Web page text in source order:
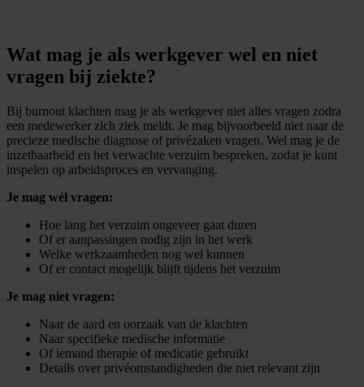
Wat mag je als werkgever wel en niet
vragen bij ziekte?
Bij burnout klachten mag je als werkgever niet alles vragen zodra
een medewerker zich ziek meldt. Je mag bijvoorbeeld niet naar de
precieze medische diagnose of privézaken vragen. Wel mag je de
inzetbaarheid en het verwachte verzuim bespreken, zodat je kunt
inspelen op arbeidsproces en vervanging.
Je mag wél vragen:
Hoe lang het verzuim ongeveer gaat duren
Of er aanpassingen nodig zijn in het werk
Welke werkzaamheden nog wel kunnen
Of er contact mogelijk blijft tijdens het verzuim
Je mag niet vragen:
Naar de aard en oorzaak van de klachten
Naar specifieke medische informatie
Of iemand therapie of medicatie gebruikt
Details over privéomstandigheden die niet relevant zijn